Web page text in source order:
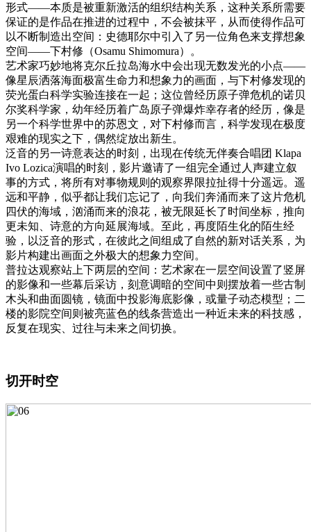
形式——本质是被重新激活的组织结构关系，这种关系所需要
保证的是作品在推进的过程中，不会被抹平，从而使得作品可
以不断制造出空间：史德耶尔中引入了另一位角色来支撑想象
空间——下村修（Osamu Shimomura）。
艺术家巧妙地将克尔丘拉岛海水中会出现无数发光的小点——
像星辰洒落海面极富生命力和想象力的画面，与下村修发现的
荧光蛋白科学实验连接在一起；这位曾经历原子弹危机的诺贝
尔奖科学家，幼年经历着广岛原子弹爆炸幸存者的经历，像是
另一个科学世界中的苏恩文，对下村修而言，科学发现在极度
艰难的现实之下，偶然绽放出新生。
泛音的另一诗意表达的时刻，出现在传统无伴奏合唱团 Klapa
Ivo Lozica演唱的时刻，影片邀请了一组完全通过人声建立叙
事的方式，将所有对事物规则的观察界限拉扯得十分遥远。遥
远和平静，似乎都让我们忘记了，向我们奔涌而来了这片危机
四伏的海域，汹涌而来的浪花，被无限延长了时间坐标，推向
更未知、诗意的方向延展海域。至此，再度陌生化的陌生经
验，以泛音的形式，在彼此之间组成了自然的新对话关系，为
影片构建出画面之外极大的想象力空间。
普拉达观察站上下两层的空间：艺术家在一层空间设置了竖屏
的影像和一些幕后采访，刻意调暗的空间中则摆放着一些古制
木头和曲面圆镜，镜面中投影海底影像，或量子动态模型；二
楼的影院空间则被亮蓝色的线条营造出一种近未来的科技感，
反复在现实、过往与未来之间切换。
切开时空